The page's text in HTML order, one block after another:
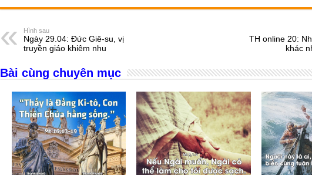
c
e
b
o
o
k
ss
n
g
er
at
A
p
p
e
s
er ail ar
Hình sau
Ngày 29.04: Đức Giê-su, vị
truyền giáo khiêm nhu
TH online 20:
khác
Bài cùng chuyên mục